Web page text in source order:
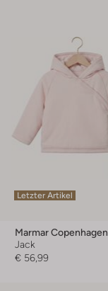
Letzter Artikel
Marmar Copenhagen
Jack
€ 56,99